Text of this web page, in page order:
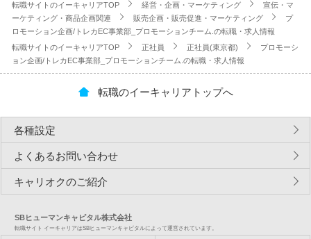
転職サイトのイーキャリアTOP 経営・企画・マーケティング
宣伝・マ
ーケティング・商品企画関連
販売企画・販売促進・マーケティング
プ
ロモーション企画/トレカEC事業部_プロモーションチーム.の転職・求人情報
転職サイトのイーキャリアTOP
正社員 正社員(東京都)
プロモーシ
ョン企画/トレカEC事業部_プロモーションチーム.の転職・求人情報
転職のイーキャリアトップへ
各種設定
よくあるお問い合わせ
キャリオクのご紹介
SBヒューマンキャピタル株式会社
転職サイト イーキャリアはSBヒューマンキャピタルによって運営されています。